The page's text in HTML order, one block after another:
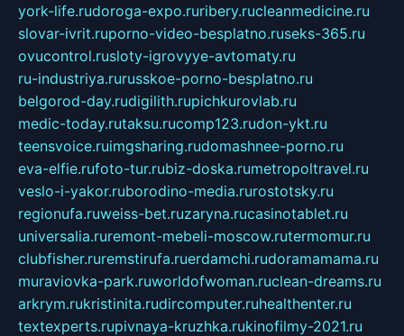
york-life.rudoroga-expo.ruribery.rucleanmedicine.ru
slovar-ivrit.ruporno-video-besplatno.ruseks-365.ru
ovucontrol.rusloty-igrovyye-avtomaty.ru
ru-industriya.rurusskoe-porno-besplatno.ru
belgorod-day.rudigilith.rupichkurovlab.ru
medic-today.rutaksu.rucomp123.rudon-ykt.ru
teensvoice.ruimgsharing.rudomashnee-porno.ru
eva-elfie.rufoto-tur.rubiz-doska.rumetropoltravel.ru
veslo-i-yakor.ruborodino-media.rurostotsky.ru
regionufa.ruweiss-bet.ruzaryna.rucasinotablet.ru
universalia.ruremont-mebeli-moscow.rutermomur.ru
clubfisher.ruremstirufa.ruerdamchi.rudoramamama.ru
muraviovka-park.ruworldofwoman.ruclean-dreams.ru
arkrym.rukristinita.rudircomputer.ruhealthenter.ru
textexperts.rupivnaya-kruzhka.rukinofilmy-2021.ru